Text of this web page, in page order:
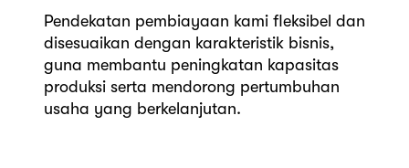
Pendekatan pembiayaan kami fleksibel dan
disesuaikan dengan karakteristik bisnis,
guna membantu peningkatan kapasitas
produksi serta mendorong pertumbuhan
usaha yang berkelanjutan.